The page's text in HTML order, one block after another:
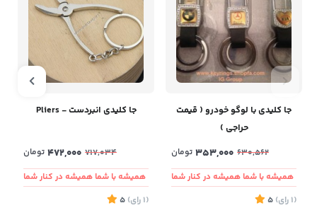
جا کلیدی با لوگو خودرو ( قیمت
حراجی )
630,562
353,000 تومان
همیشه با شما همیشه در کنار شما
(1 رای)
5
جا کلیدی انبردست - Pliers
717,034
472,000 تومان
همیشه با شما همیشه در کنار شما
(1 رای)
5